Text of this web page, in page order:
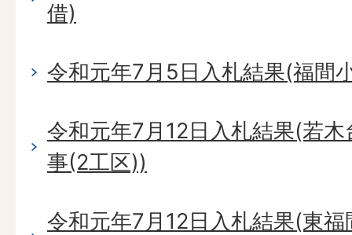
借)
令和元年7月5日入札結果(福間
令和元年7月12日入札結果(若
事(2工区))
令和元年7月12日入札結果(東